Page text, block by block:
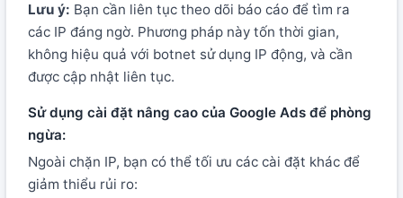
Lưu ý: Bạn cần liên tục theo dõi báo cáo để tìm ra
các IP đáng ngờ. Phương pháp này tốn thời gian,
không hiệu quả với botnet sử dụng IP động, và cần
được cập nhật liên tục.
Sử dụng cài đặt nâng cao của Google Ads để phòng
ngừa:
Ngoài chặn IP, bạn có thể tối ưu các cài đặt khác để
giảm thiểu rủi ro: